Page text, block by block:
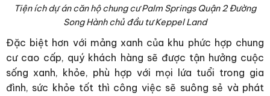
Tiện ích dự án căn hộ chung cư Palm Springs Quận 2 Đường
Song Hành chủ đầu tư Keppel Land
Đặc biệt hơn với mảng xanh của khu phức hợp chung
cư cao cấp, quý khách hàng sẽ được tận hưởng cuộc
sống xanh, khỏe, phù hợp với mọi lứa tuổi trong gia
đình, sức khỏe tốt thì công việc sẽ suông sẻ và phát